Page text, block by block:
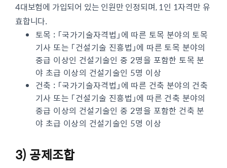
4대보험에 가입되어 있는 인원만 인정되며, 1인 1자격만 유
효합니다.
토목 : 「국가기술자격법」에 따른 토목 분야의 토목
기사 또는 「건설기술 진흥법」에 따른 토목 분야의
중급 이상인 건설기술인 중 2명을 포함한 토목 분
야 초급 이상의 건설기술인 5명 이상
건축 : 「국가기술자격법」에 따른 건축 분야의 건축
기사 또는 「건설기술 진흥법」에 따른 건축 분야의
중급 이상의 건설기술인 중 2명을 포함한 건축 분
야 초급 이상의 건설기술인 5명 이상
3) 공제조합